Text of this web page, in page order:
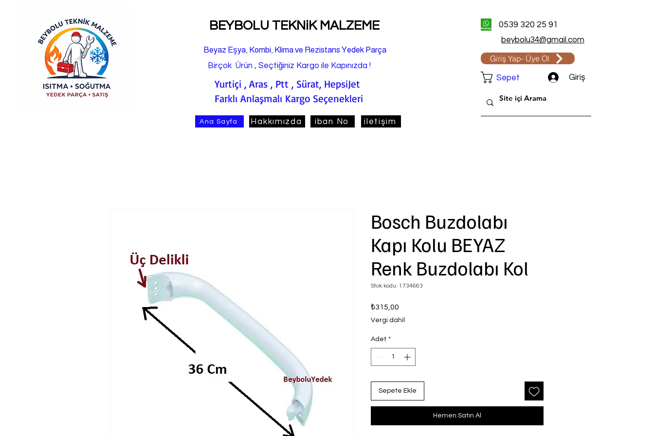
BEYBOLU TEKNiK MALZEME
Beyaz Eşya, Kombi, Klima ve Rezistans Yedek Parça
Birçok Ürün , Seçtiğiniz Kargo ile Kapınızda !
Yurtiçi , Aras , Ptt , Sürat, HepsiJet
Farklı Anlaşmalı Kargo Seçenekleri
Ana Sayfa Hakkımızda iban No iletişim
0539 320 25 91
beybolu34@gmail.com
Giriş Yap- Üye Ol
Sepet Giriş
Bosch Buzdolabı
Kapı Kolu BEYAZ
Renk Buzdolabı Kol
Stok kodu: 1734663
₺315,00
Vergi dahil
Adet *
Sepete Ekle
Hemen Satın Al